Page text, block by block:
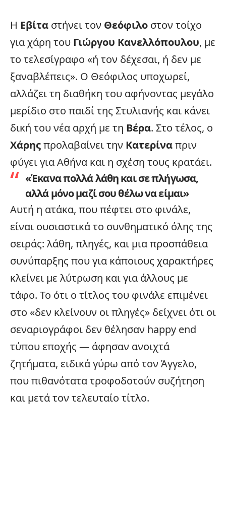
Η Εβίτα στήνει τον Θεόφιλο στον τοίχο
για χάρη του Γιώργου Κανελλόπουλου, με
το τελεσίγραφο «ή τον δέχεσαι, ή δεν με
ξαναβλέπεις». Ο Θεόφιλος υποχωρεί,
αλλάζει τη διαθήκη του αφήνοντας μεγάλο
μερίδιο στο παιδί της Στυλιανής και κάνει
δική του νέα αρχή με τη Βέρα. Στο τέλος, ο
Χάρηςπρολαβαίνει την Κατερίναπριν
φύγει για Αθήνα και η σχέση τους κρατάει.
«Έκανα πολλά λάθη και σε πλήγωσα,
αλλά μόνο μαζί σου θέλω να είμαι»
Αυτή η ατάκα, που πέφτει στο φινάλε,
είναι ουσιαστικά το συνθηματικό όλης της
σειράς: λάθη, πληγές, και μια προσπάθεια
συνύπαρξης που για κάποιους χαρακτήρες
κλείνει με λύτρωση και για άλλους με
τάφο. Το ότι ο τίτλος του φινάλε επιμένει
στο «δεν κλείνουν οι πληγές» δείχνει ότι οι
σεναριογράφοι δεν θέλησαν happy end
τύπου εποχής — άφησαν ανοιχτά
ζητήματα, ειδικά γύρω από τον Άγγελο,
που πιθανότατα τροφοδοτούν συζήτηση
και μετά τον τελευταίο τίτλο.